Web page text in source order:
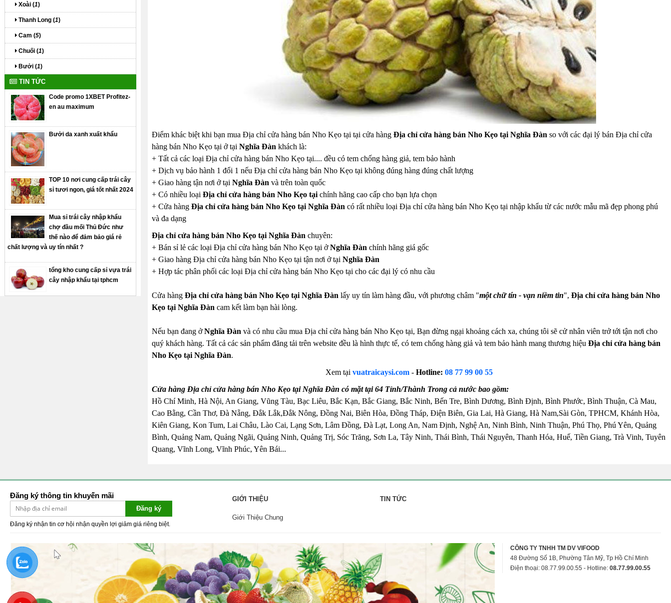
Điểm khác biệt khi bạn mua Địa chỉ cửa hàng bán Nho Kẹo tại tại cửa hàng Địa chỉ cửa hàng bán Nho Kẹo tại Nghĩa Đàn so với các đại lý bán Địa chỉ cửa
hàng bán Nho Kẹo tại ở tại Nghĩa Đàn khách là:
+ Tất cả các loại Địa chỉ cửa hàng bán Nho Kẹo tại.... đều có tem chống hàng giả, tem bảo hành
+ Dịch vụ bảo hành 1 đổi 1 nếu Địa chỉ cửa hàng bán Nho Kẹo tại không đúng hàng đúng chất lượng
+ Giao hàng tận nơi ở tại Nghĩa Đàn và trên toàn quốc
+ Có nhiều loại Địa chỉ cửa hàng bán Nho Kẹo tạichính hãng cao cấp cho bạn lựa chọn
+ Cửa hàng Địa chỉ cửa hàng bán Nho Kẹo tại Nghĩa Đàn có rất nhiều loại Địa chỉ cửa hàng bán Nho Kẹo tại nhập khẩu từ các nước mẫu mã đẹp phong phú
và đa dạng
Địa chỉ cửa hàng bán Nho Kẹo tại Nghĩa Đàn chuyên:
+ Bán sỉ lẻ các loại Địa chỉ cửa hàng bán Nho Kẹo tại ởNghĩa Đàn chính hãng giá gốc
+ Giao hàng Địa chỉ cửa hàng bán Nho Kẹo tại tận nơi ở tại Nghĩa Đàn
+ Hợp tác phân phối các loại Địa chỉ cửa hàng bán Nho Kẹo tại cho các đại lý có nhu cầu
Cửa hàng Địa chỉ cửa hàng bán Nho Kẹo tại Nghĩa Đàn lấy uy tín làm hàng đầu, với phương châm "một chữ tín - vạn niềm tin", Địa chỉ cửa hàng bán Nho
Kẹo tại Nghĩa Đàn cam kết làm bạn hài lòng.
Nếu bạn đang ởNghĩa Đàn và có nhu cầu mua Địa chỉ cửa hàng bán Nho Kẹo tại, Bạn đừng ngại khoảng cách xa, chúng tôi sẽ cử nhân viên trở tới tận nơi cho
quý khách hàng. Tất cả các sản phẩm đăng tải trên website đều là hình thực tế, có tem chống hàng giả và tem bảo hành mang thương hiệu Địa chỉ cửa hàng bán
Nho Kẹo tại Nghĩa Đàn.
Xem tạivuatraicaysi.com -Hotline:08 77 99 00 55
Cửa hàng Địa chỉ cửa hàng bán Nho Kẹo tại Nghĩa Đàn có mặt tại 64 Tỉnh/Thành Trong cả nước bao gồm:
Hồ Chí Minh, Hà Nội, An Giang, Vũng Tàu, Bạc Liêu, Bắc Kạn, Bắc Giang, Bắc Ninh, Bến Tre, Bình Dương, Bình Định, Bình Phước, Bình Thuận, Cà Mau,
Cao Bằng, Cần Thơ, Đà Nẵng, Đắk Lắk,Đắk Nông, Đồng Nai, Biên Hòa, Đồng Tháp, Điện Biên, Gia Lai, Hà Giang, Hà Nam,Sài Gòn, TPHCM, Khánh Hòa,
Kiên Giang, Kon Tum, Lai Châu, Lào Cai, Lạng Sơn, Lâm Đồng, Đà Lạt, Long An, Nam Định, Nghệ An, Ninh Bình, Ninh Thuận, Phú Thọ, Phú Yên, Quảng
Bình, Quảng Nam, Quảng Ngãi, Quảng Ninh, Quảng Trị, Sóc Trăng, Sơn La, Tây Ninh, Thái Bình, Thái Nguyên, Thanh Hóa, Huế, Tiền Giang, Trà Vinh, Tuyên
Quang, Vĩnh Long, Vĩnh Phúc, Yên Bái...
Xoài (1)
Thanh Long (1)
Cam (5)
Chuối (1)
Bưởi (1)
TIN TỨC
Code promo 1XBET Profitez-
en au maximum
Bưởi da xanh xuất khẩu
TOP 10 nơi cung cấp trái cây
sỉ tươi ngon, giá tốt nhất 2024
Mua sỉ trái cây nhập khẩu
chợ đầu mối Thủ Đức như
thế nào để đảm bảo giá rẻ
chất lượng và uy tín nhất ?
tổng kho cung cấp sỉ vựa trái
cây nhập khẩu tại tphcm
Đăng ký thông tin khuyến mãi
Đăng ký
Đăng ký nhận tin cơ hội nhận quyền lợi giảm giá riêng biệt.
GIỚI THIỆU
Giới Thiệu Chung
TIN TỨC
CÔNG TY TNHH TM DV VIFOOD
48 Đường Số 1B, Phường Tân Mỹ, Tp Hồ Chí Minh
Điện thoại: 08.77.99.00.55 - Hotline: 08.77.99.00.55